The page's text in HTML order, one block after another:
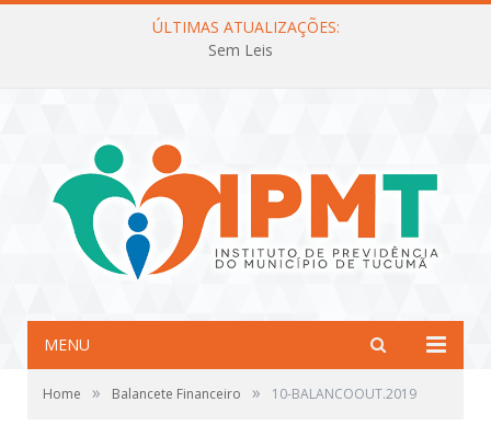
ÚLTIMAS ATUALIZAÇÕES:
Sem Leis
MENU
Home » Balancete Financeiro » 10-BALANCOOUT.2019